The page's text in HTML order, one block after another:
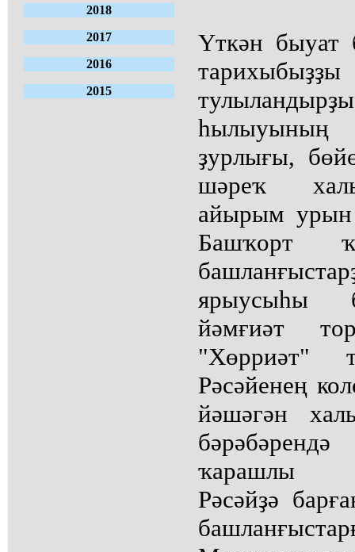
2018
2017
2016
2015
Үткән быуат
ҙурлығы,
шәреҡ
айырым урын
Башҡорт
ярыусыһы
йәмғиәт
"Хөрриәт"
Рәсәйенең
йәшәгән
ҡарашлы
Рәсәйҙә